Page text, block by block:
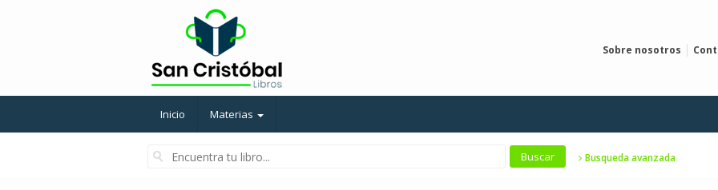
Sobre nosotros
Inicio Materias
Busqueda avanzada